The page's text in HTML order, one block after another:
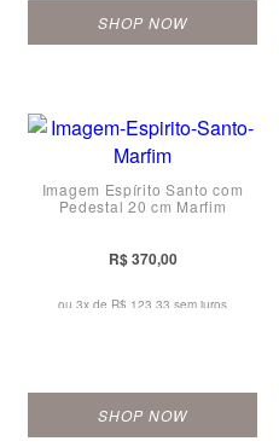
SHOP NOW
Imagem Espírito Santo com
Pedestal 20 cm Marfim
R$ 370,00
ou 3x de R$ 123,33 sem juros
SHOP NOW